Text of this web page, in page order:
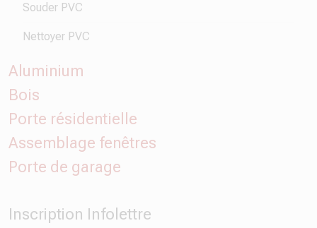
Souder PVC
Nettoyer PVC
Aluminium
Bois
Porte résidentielle
Assemblage fenêtres
Porte de garage
Inscription Infolettre